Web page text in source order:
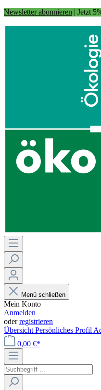
Newsletter abonnieren | Jetzt
Menü schließen
Mein Konto
Anmelden
oderregistrieren
Übersicht Persönliches Profil
0,00 €*